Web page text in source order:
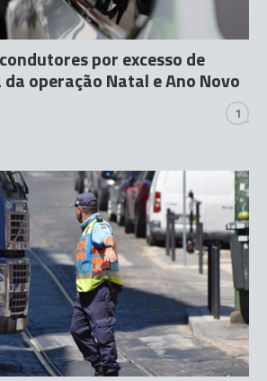
por excesso de
operação Natal e Ano Novo
1